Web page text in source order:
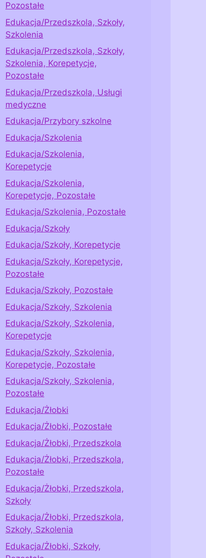
Pozostałe
Edukacja/Przedszkola, Szkoły,
Szkolenia
Edukacja/Przedszkola, Szkoły,
Szkolenia, Korepetycje,
Pozostałe
Edukacja/Przedszkola, Usługi
medyczne
Edukacja/Przybory szkolne
Edukacja/Szkolenia
Edukacja/Szkolenia,
Korepetycje
Edukacja/Szkolenia,
Korepetycje, Pozostałe
Edukacja/Szkolenia, Pozostałe
Edukacja/Szkoły
Edukacja/Szkoły, Korepetycje
Edukacja/Szkoły, Korepetycje,
Pozostałe
Edukacja/Szkoły, Pozostałe
Edukacja/Szkoły, Szkolenia
Edukacja/Szkoły, Szkolenia,
Korepetycje
Edukacja/Szkoły, Szkolenia,
Korepetycje, Pozostałe
Edukacja/Szkoły, Szkolenia,
Pozostałe
Edukacja/Żłobki
Edukacja/Żłobki, Pozostałe
Edukacja/Żłobki, Przedszkola
Edukacja/Żłobki, Przedszkola,
Pozostałe
Edukacja/Żłobki, Przedszkola,
Szkoły
Edukacja/Żłobki, Przedszkola,
Szkoły, Szkolenia
Edukacja/Żłobki, Szkoły,